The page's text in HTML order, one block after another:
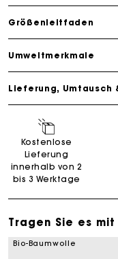
Größenleitfaden
Umweltmerkmale
Lieferung, Umtausch
Kostenlose
Lieferung
innerhalb von 2
bis 3 Werktage
Tragen Sie es mit
Bio-Baumwolle